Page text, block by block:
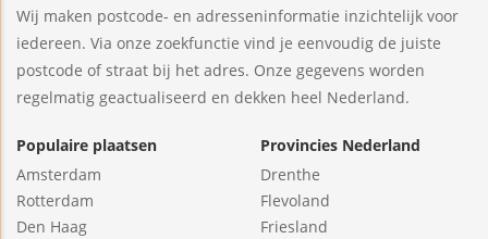
Wij maken postcode- en adresseninformatie inzichtelijk voor
iedereen. Via onze zoekfunctie vind je eenvoudig de juiste
postcode of straat bij het adres. Onze gegevens worden
regelmatig geactualiseerd en dekken heel Nederland.
Populaire plaatsen
Amsterdam
Rotterdam
Den Haag
Provincies Nederland
Drenthe
Flevoland
Friesland